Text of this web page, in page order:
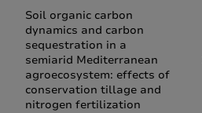
Soil organic carbon
dynamics and carbon
sequestration in a
semiarid Mediterranean
agroecosystem: effects of
conservation tillage and
nitrogen fertilization